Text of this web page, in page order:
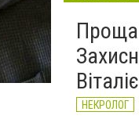
Нагородження
Фото:
НЕКРОЛОГ